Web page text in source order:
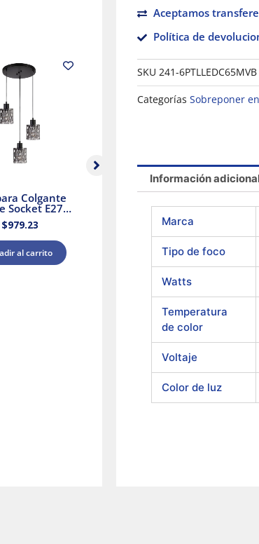
Colgante
Socket E27
Aurora II
Tecnolite
$979.23
al carrito
triple E27 25.5W
Cristal Negro/Dorado
Tecnolite
2,379.88
Añadir al carrito
Aceptamos
Política de
SKU 241-6PTLLEDC65MVB
Categorías Sobreponer
Información
Marca
Tipo de foco
Watts
Temperatura
de color
Voltaje
Color de luz